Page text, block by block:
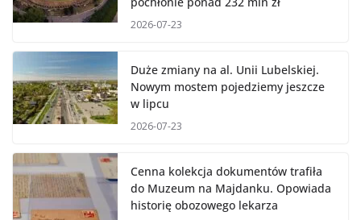
2026-07-23
Duże zmiany na al. Unii Lubelskiej.
Nowym mostem pojedziemy jeszcze
w lipcu
2026-07-23
Cenna kolekcja dokumentów trafiła
do Muzeum na Majdanku. Opowiada
historię obozowego lekarza